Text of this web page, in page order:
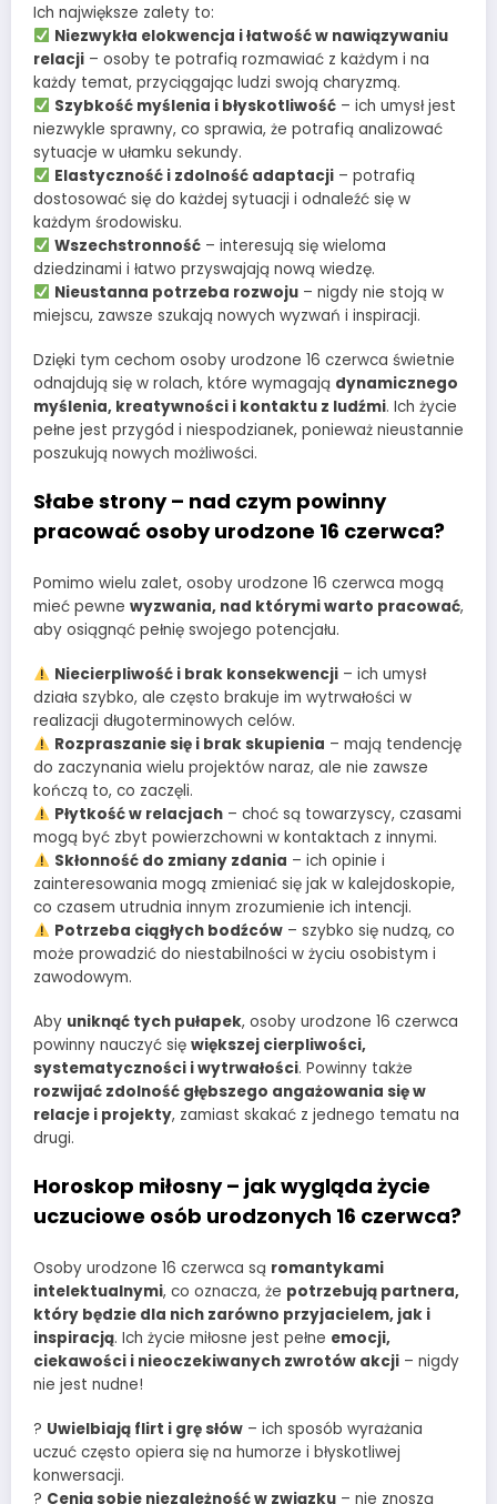
Ich największe zalety to:
Niezwykła elokwencja i łatwość w nawiązywaniu
relacji – osoby te potrafią rozmawiać z każdym i na
każdy temat, przyciągając ludzi swoją charyzmą.
Szybkość myślenia i błyskotliwość – ich umysł jest
niezwykle sprawny, co sprawia, że potrafią analizować
sytuacje w ułamku sekundy.
Elastyczność i zdolność adaptacji – potrafią
dostosować się do każdej sytuacji i odnaleźć się w
każdym środowisku.
Wszechstronność – interesują się wieloma
dziedzinami i łatwo przyswajają nową wiedzę.
Nieustanna potrzeba rozwoju – nigdy nie stoją w
miejscu, zawsze szukają nowych wyzwań i inspiracji.
Dzięki tym cechom osoby urodzone 16 czerwca świetnie
odnajdują się w rolach, które wymagają dynamicznego
myślenia, kreatywności i kontaktu z ludźmi. Ich życie
pełne jest przygód i niespodzianek, ponieważ nieustannie
poszukują nowych możliwości.
Słabe strony – nad czym powinny
pracować osoby urodzone 16 czerwca?
Pomimo wielu zalet, osoby urodzone 16 czerwca mogą
mieć pewne wyzwania, nad którymi warto pracować,
aby osiągnąć pełnię swojego potencjału.
Niecierpliwość i brak konsekwencji – ich umysł
działa szybko, ale często brakuje im wytrwałości w
realizacji długoterminowych celów.
Rozpraszanie się i brak skupienia – mają tendencję
do zaczynania wielu projektów naraz, ale nie zawsze
kończą to, co zaczęli.
Płytkość w relacjach – choć są towarzyscy, czasami
mogą być zbyt powierzchowni w kontaktach z innymi.
Skłonność do zmiany zdania – ich opinie i
zainteresowania mogą zmieniać się jak w kalejdoskopie,
co czasem utrudnia innym zrozumienie ich intencji.
Potrzeba ciągłych bodźców – szybko się nudzą, co
może prowadzić do niestabilności w życiu osobistym i
zawodowym.
Aby uniknąć tych pułapek, osoby urodzone 16 czerwca
powinny nauczyć się większej cierpliwości,
systematyczności i wytrwałości. Powinny także
rozwijać zdolność głębszego angażowania się w
relacje i projekty, zamiast skakać z jednego tematu na
drugi.
Horoskop miłosny – jak wygląda życie
uczuciowe osób urodzonych 16 czerwca?
Osoby urodzone 16 czerwca są romantykami
intelektualnymi, co oznacza, że potrzebują partnera,
który będzie dla nich zarówno przyjacielem, jak i
inspiracją. Ich życie miłosne jest pełne emocji,
ciekawości i nieoczekiwanych zwrotów akcji – nigdy
nie jest nudne!
? Uwielbiają flirt i grę słów – ich sposób wyrażania
uczuć często opiera się na humorze i błyskotliwej
konwersacji.
? Cenią sobie niezależność w związku – nie znoszą